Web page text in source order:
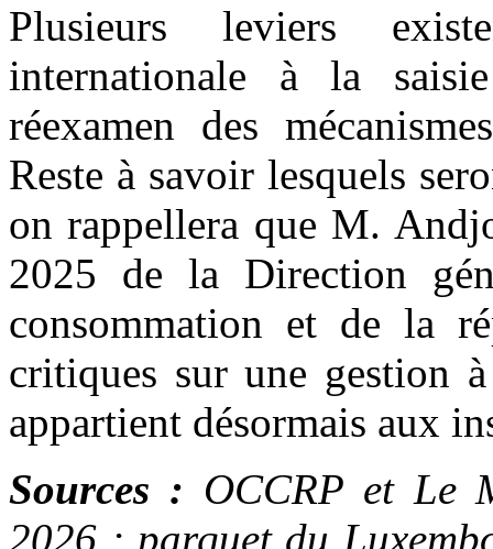
Plusieurs leviers
internationale à la
réexamen des
Reste à savoir lesquels
on rappellera que M.
2025 de la Direction
consommation et de la
critiques sur une gestion
appartient désormais aux
Sources : OCCRP et Le
2026 ; parquet du